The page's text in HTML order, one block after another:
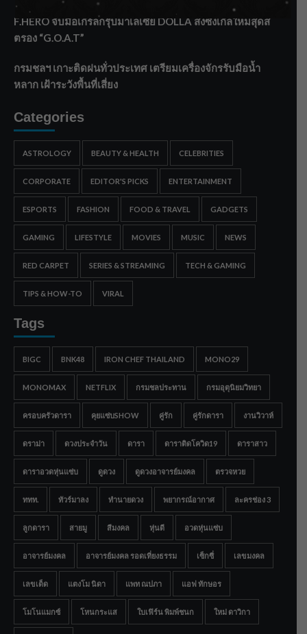
F.HERO จับมือเกิร์ลกรุ๊ปมาเลเซีย DOLLA ส่งซิงเกิลใหม่สุดส
ตรอง “G.O.A.T”
กรมชลฯ เกาะติดฝนทั่วประเทศ เตรียมเครื่องจักรรับมือน้ำ
หลาก เฝ้าระวังพื้นที่เสี่ยง
Categories
ASTROLOGY BEAUTY & HEALTH CELEBRITIES
CORPORATE EDITOR'S PICKS ENTERTAINMENT
ESPORTS FASHION FOOD & TRAVEL GADGETS
GAMING LIFESTYLE MOVIES MUSIC NEWS
RED CARPET SERIES & STREAMING TECH & GAMING
TIPS & HOW-TO VIRAL
Tags
BIGC BNK48 IRON CHEF THAILAND MONO29
MONOMAX NETFLIX กรมชลประทาน กรมอุตุนิยมวิทยา
ครอบครัวดารา คุยแซ่บSHOW คู่รัก คู่รักดารา งานวิวาห์
ดราม่า ดวงประจำวัน ดารา ดาราติดโควิด19 ดาราสาว
ดาราอวดหุ่นแซ่บ ดูดวง ดูดวงอาจารย์มงคล ตรวจหวย
ททท. ทัวร์มาลง ทำนายดวง พยากรณ์อากาศ ละครช่อง 3
ลูกดารา สายมู สีมงคล หุ่นดี อวดหุ่นแซ่บ
อาจารย์มงคล อาจารย์มงคล รอดเที่ยงธรรม เซ็กซี่ เลขมงคล
เลขเด็ด แตงโม นิดา แพท ณปภา แอฟ ทักษอร
โมโนแมกซ์ โหนกระแส ใบเฟิร์น พิมพ์ชนก ใหม่ ดาวิกา